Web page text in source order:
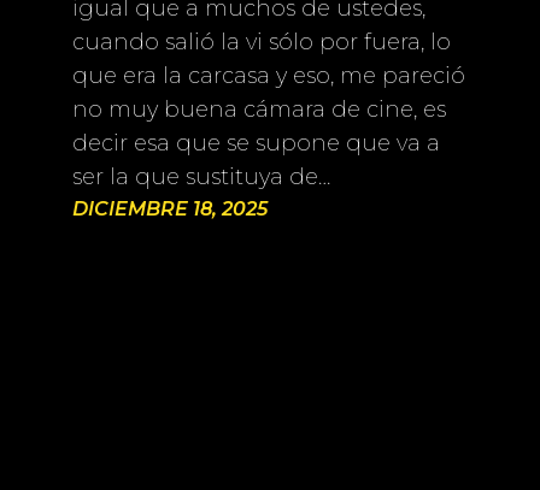
igual que a muchos de ustedes,
cuando salió la vi sólo por fuera, lo
que era la carcasa y eso, me pareció
no muy buena cámara de cine, es
decir esa que se supone que va a
ser la que sustituya de…
DICIEMBRE 18, 2025